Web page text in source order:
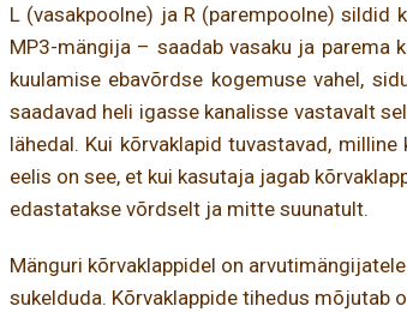
L (vasakpoolne) ja R (parempoolne) sildid
MP3-mängija – saadab vasaku ja parema
kuulamise ebavõrdse kogemuse vahel,
saadavad heli igasse kanalisse vastavalt
lähedal. Kui kõrvaklapid tuvastavad,
eelis on see, et kui kasutaja jagab
edastatakse võrdselt ja mitte suunatult.
Mänguri kõrvaklappidel on
sukelduda. Kõrvaklappide tihedus mõjutab